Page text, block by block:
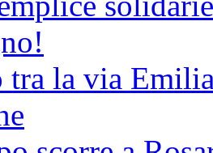
la via